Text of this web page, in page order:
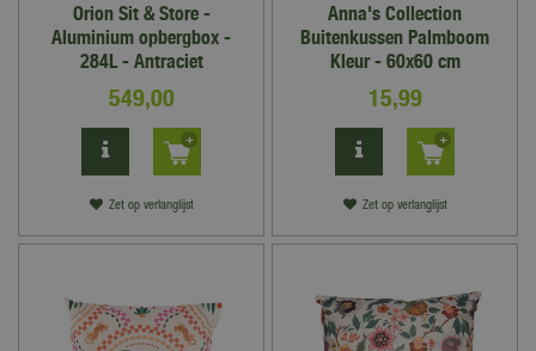
Orion Sit & Store -
Aluminium opbergbox -
284L - Antraciet
549,00
Zet op verlanglijst
Anna's Collection
Buitenkussen Palmboom
Kleur - 60x60 cm
15,99
Zet op verlanglijst